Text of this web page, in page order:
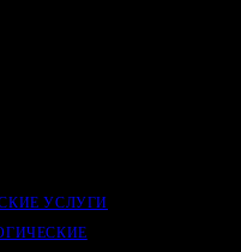
УСЛУГИ